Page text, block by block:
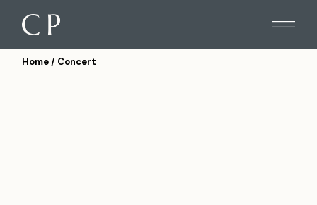
content
Home Concert